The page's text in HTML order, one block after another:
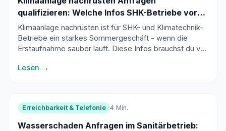
qualifizieren: Welche Infos SHK-Betriebe vor
der Besichtigung brauchen
Klimaanlage nachrüsten ist für SHK- und Klimatechnik-
Betriebe ein starkes Sommergeschäft - wenn die
Erstaufnahme sauber läuft. Diese Infos brauchst du vor
erkennen.
Lesen →
Erreichbarkeit & Telefonie 4 Min.
Wasserschaden Anfragen im Sanitärbetrieb: